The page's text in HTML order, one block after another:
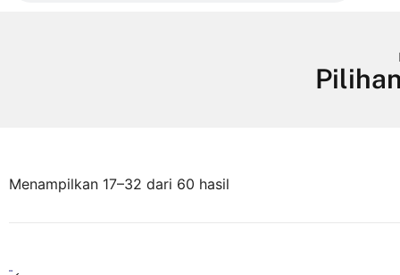
Menampilkan 17–32 dari 60 hasil